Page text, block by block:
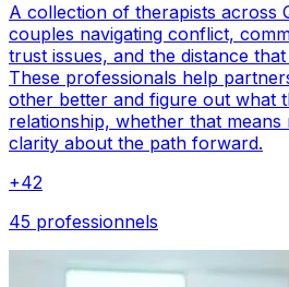
A collection of therapists across
couples navigating conflict,
trust issues, and the distance
These professionals help
other better and figure out what
relationship, whether that
clarity about the path forward.
+42
45 professionnels